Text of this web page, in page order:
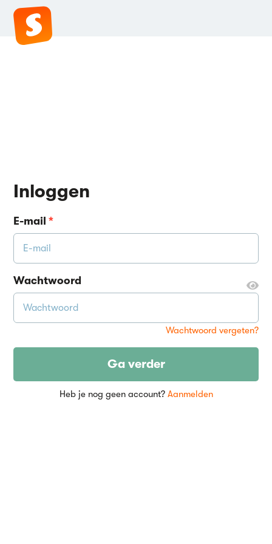
Inloggen
E-mail*
Wachtwoord
Wachtwoord vergeten?
Ga verder
Heb je nog geen account? Aanmelden